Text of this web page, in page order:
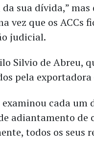
da sua dívida,”
vez que os ACCs
judicial.
Silvio de Abreu,
pela
examinou cada um
adiantamento de
todos os seus